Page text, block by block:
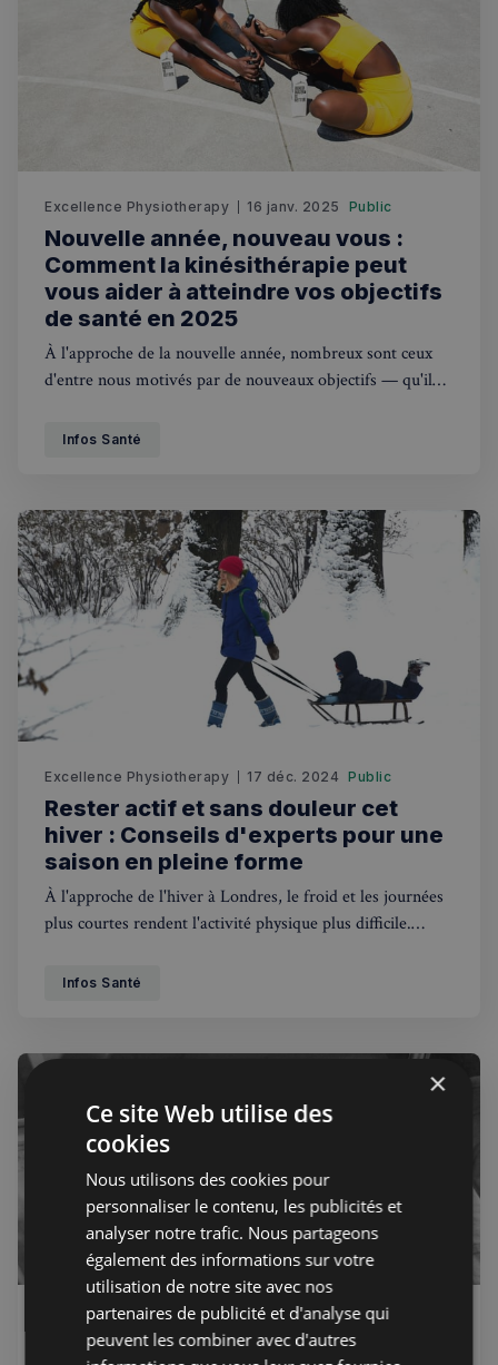
Excellence Physiotherapy 16 janv. 2025 Public
Nouvelle année, nouveau vous :
Comment la kinésithérapie peut
vous aider à atteindre vos objectifs
de santé en 2025
À l'approche de la nouvelle année, nombreux sont ceux
d'entre nous motivés par de nouveaux objectifs — qu'il
de perdre du poids ou simplement de rester actif
Infos Santé
Excellence Physiotherapy 17 déc. 2024 Public
Rester actif et sans douleur cet
hiver : Conseils d'experts pour une
saison en pleine forme
À l'approche de l'hiver à Londres, le froid et les journées
plus courtes rendent l'activité physique plus difficile.
bonne santé physique et mentale. Pour beaucoup, le froid
Infos Santé
Excellence Physiotherapy 17 nov. 2024 Public
Tête bien ronde, cou détendu : Les
×
Ce site Web utilise des
cookies
Nous utilisons des cookies pour
personnaliser le contenu, les publicités et
analyser notre trafic. Nous partageons
également des informations sur votre
utilisation de notre site avec nos
partenaires de publicité et d'analyse qui
peuvent les combiner avec d'autres